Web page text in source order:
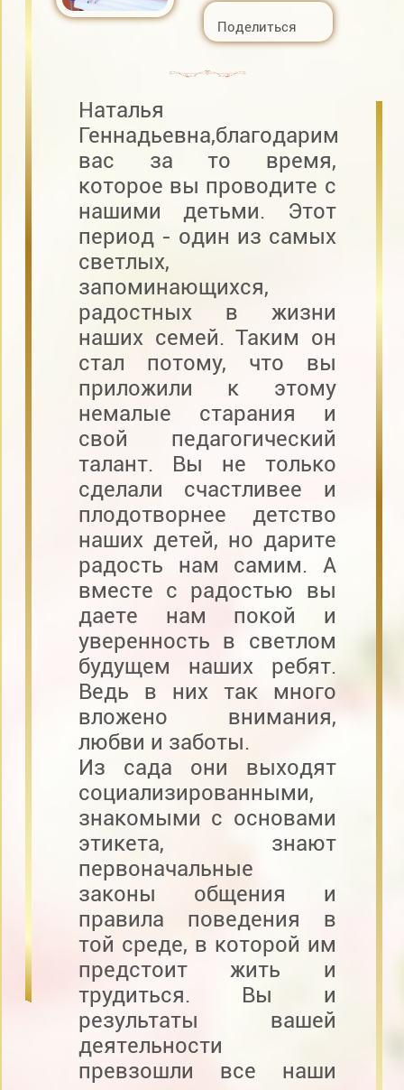
Поделиться
Наталья
Геннадьевна,благодарим
вас за то время,
которое вы проводите с
нашими детьми. Этот
период - один из самых
светлых,
запоминающихся,
радостных в жизни
наших семей. Таким он
стал потому, что вы
приложили к этому
немалые старания и
свой педагогический
талант. Вы не только
сделали счастливее и
плодотворнее детство
наших детей, но дарите
радость нам самим. А
вместе с радостью вы
даете нам покой и
уверенность в светлом
будущем наших ребят.
Ведь в них так много
вложено внимания,
любви и заботы.
Из сада они выходят
социализированными,
знакомыми с основами
этикета, знают
первоначальные
законы общения и
правила поведения в
той среде, в которой им
предстоит жить и
трудиться. Вы и
результаты вашей
деятельности
превзошли все наши